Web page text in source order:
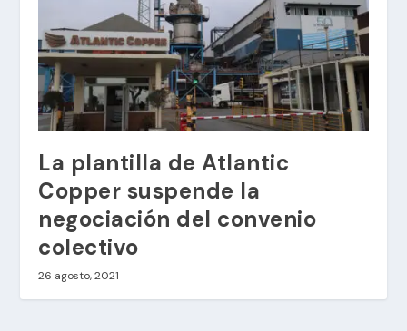
La plantilla de Atlantic
Copper suspende la
negociación del convenio
colectivo
26 agosto, 2021